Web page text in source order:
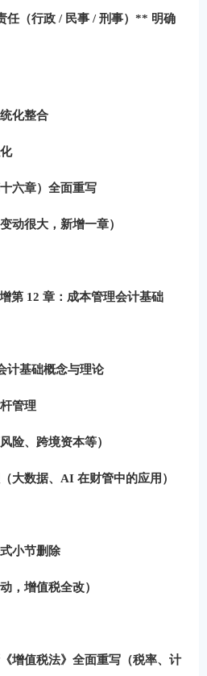
任（行政 / 民事 / 刑事）** 明确
化整合
六章） 全面重写
动很大，新增一章）
第 12 章：成本管理会计基础
计基础概念与理论
管理
险、跨境资本等）
（大数据、AI 在财管中的应用）
小节删除
，增值税全改）
增值税法》全面重写（税率、计